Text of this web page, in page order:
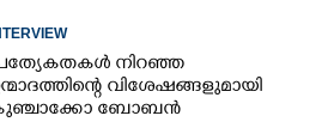
നിറഞ്ഞ
വിശേഷങ്ങളുമായി
ബോബൻ